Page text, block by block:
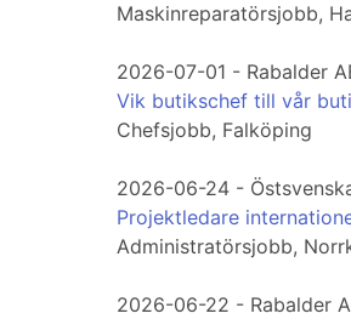
Maskinreparatörsjobb,
2026-07-01 - Rabalder
Vik butikschef till vår
Chefsjobb, Falköping
2026-06-24 -
Projektledare
Administratörsjobb,
2026-06-22 - Rabalder